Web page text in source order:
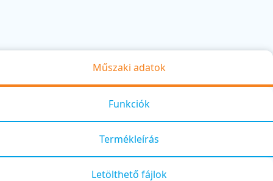
Műszaki adatok
Funkciók
Termékleírás
Letölthető fájlok